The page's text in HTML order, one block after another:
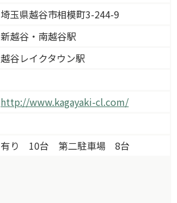
埼玉県越谷市相模町3-244-9
新越谷・南越谷駅
越谷レイクタウン駅
http://www.kagayaki-cl.com/
有り 10台 第二駐車場 8台